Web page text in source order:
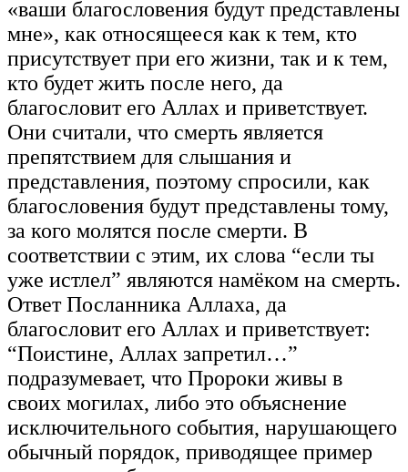
«ваши благословения будут представлены
мне», как относящееся как к тем, кто
присутствует при его жизни, так и к тем,
кто будет жить после него, да
благословит его Аллах и приветствует.
Они считали, что смерть является
препятствием для слышания и
представления, поэтому спросили, как
благословения будут представлены тому,
за кого молятся после смерти. В
соответствии с этим, их слова “если ты
уже истлел” являются намёком на смерть.
Ответ Посланника Аллаха, да
благословит его Аллах и приветствует:
“Поистине, Аллах запретил…”
подразумевает, что Пророки живы в
своих могилах, либо это объяснение
исключительного события, нарушающего
обычный порядок, приводящее пример